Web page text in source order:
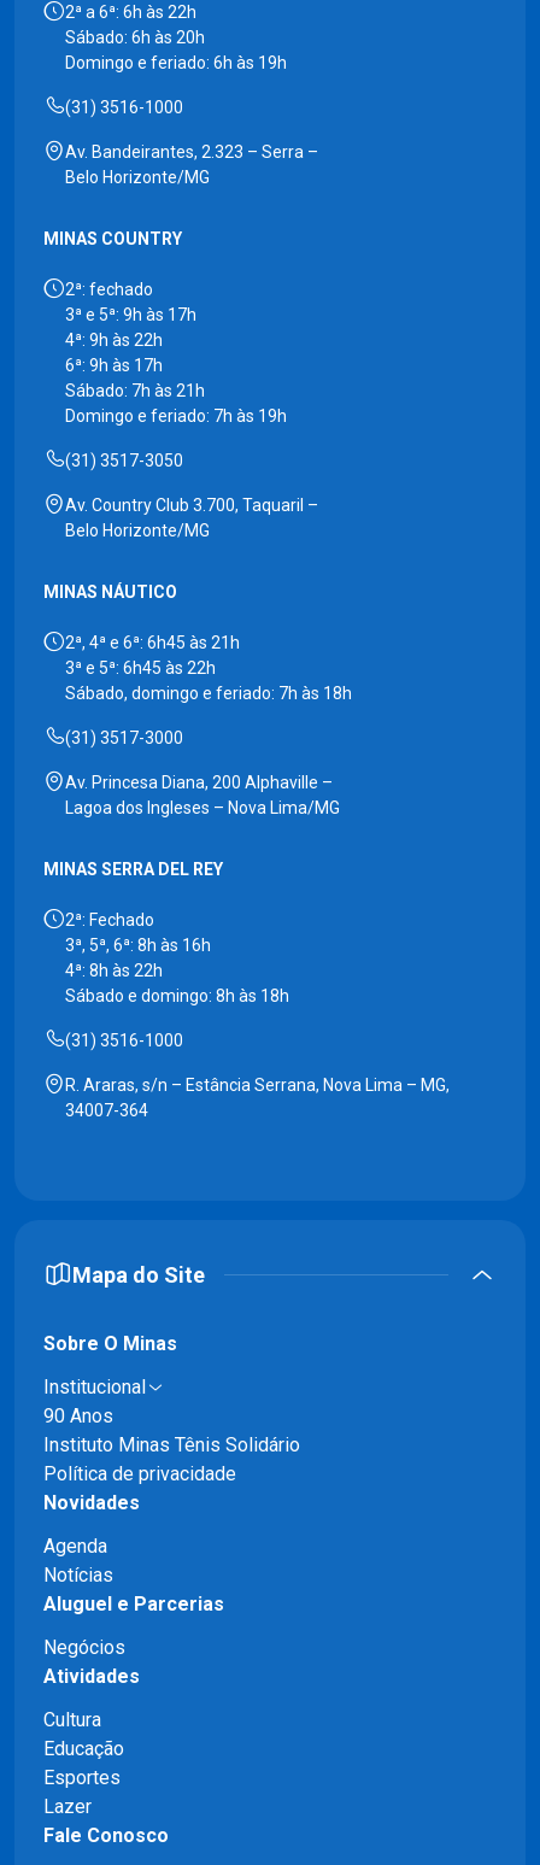
2ª a 6ª: 6h às 22h
Sábado: 6h às 20h
Domingo e feriado: 6h às 19h
(31) 3516-1000
Av. Bandeirantes, 2.323 – Serra –
Belo Horizonte/MG
MINAS COUNTRY
2ª: fechado
3ª e 5ª: 9h às 17h
4ª: 9h às 22h
6ª: 9h às 17h
Sábado: 7h às 21h
Domingo e feriado: 7h às 19h
(31) 3517-3050
Av. Country Club 3.700, Taquaril –
Belo Horizonte/MG
MINAS NÁUTICO
2ª, 4ª e 6ª: 6h45 às 21h
3ª e 5ª: 6h45 às 22h
Sábado, domingo e feriado: 7h às 18h
(31) 3517-3000
Av. Princesa Diana, 200 Alphaville –
Lagoa dos Ingleses – Nova Lima/MG
MINAS SERRA DEL REY
2ª: Fechado
3ª, 5ª, 6ª: 8h às 16h
4ª: 8h às 22h
Sábado e domingo: 8h às 18h
(31) 3516-1000
R. Araras, s/n – Estância Serrana, Nova Lima – MG,
34007-364
Mapa do Site
Sobre O Minas
Institucional
90 Anos
Instituto Minas Tênis Solidário
Política de privacidade
Novidades
Agenda
Notícias
Aluguel e Parcerias
Negócios
Atividades
Cultura
Educação
Esportes
Lazer
Fale Conosco